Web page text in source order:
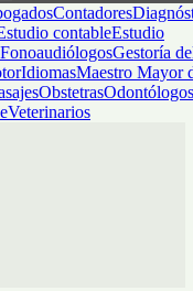
Contadores
contableEstudio
FonoaudiólogosGestoría
IdiomasMaestro Mayor
ObstetrasOdontólogos
Veterinarios